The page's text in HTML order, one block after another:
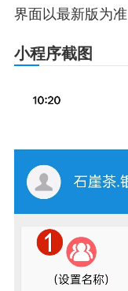
界面以最新版为准
小程序截图